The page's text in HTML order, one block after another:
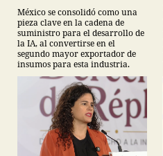
México se consolidó como una
pieza clave en la cadena de
suministro para el desarrollo de
la IA, al convertirse en el
segundo mayor exportador de
insumos para esta industria.